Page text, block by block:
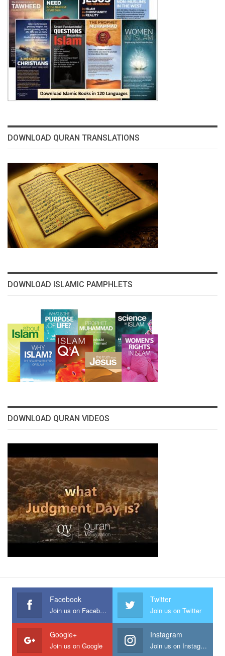
DOWNLOAD QURAN TRANSLATIONS
DOWNLOAD ISLAMIC PAMPHLETS
DOWNLOAD QURAN VIDEOS
Facebook
Join us on Facebook
Twitter
Join us on Twitter
Google+
Join us on Google
Instagram
Join us on Instagram